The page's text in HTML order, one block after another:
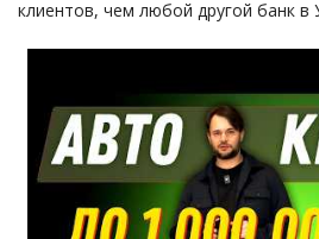
клиентов, чем любой другой банк в